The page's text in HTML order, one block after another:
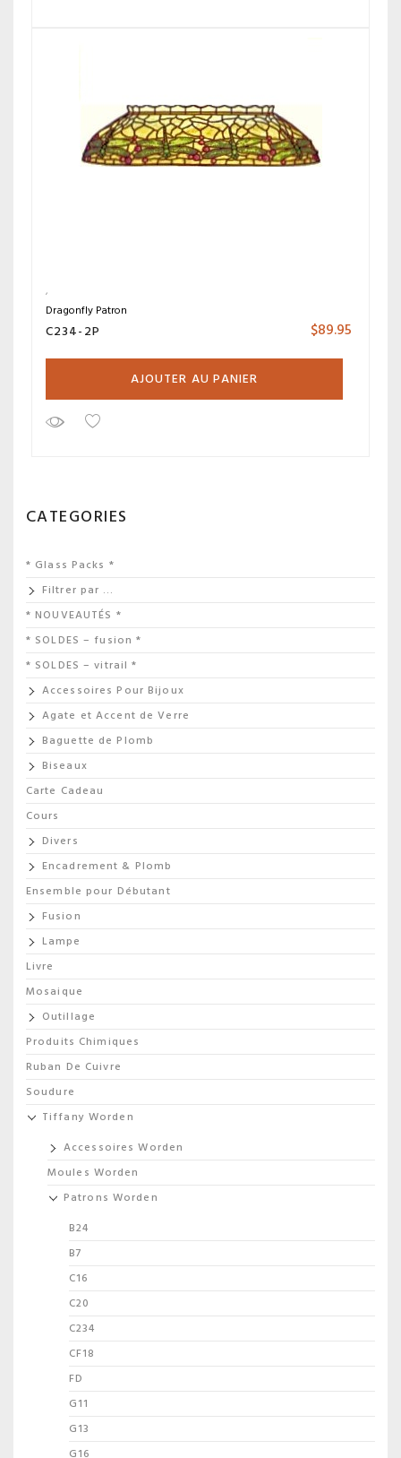
Dragonfly Patron
C234-2P $89.95
AJOUTER AU PANIER
CATEGORIES
* Glass Packs *
Filtrer par …
* NOUVEAUTÉS *
* SOLDES – fusion *
* SOLDES – vitrail *
Accessoires Pour Bijoux
Agate et Accent de Verre
Baguette de Plomb
Biseaux
Carte Cadeau
Cours
Divers
Encadrement & Plomb
Ensemble pour Débutant
Fusion
Lampe
Livre
Mosaique
Outillage
Produits Chimiques
Ruban De Cuivre
Soudure
Tiffany Worden
Accessoires Worden
Moules Worden
Patrons Worden
B24
B7
C16
C20
C234
CF18
FD
G11
G13
G16